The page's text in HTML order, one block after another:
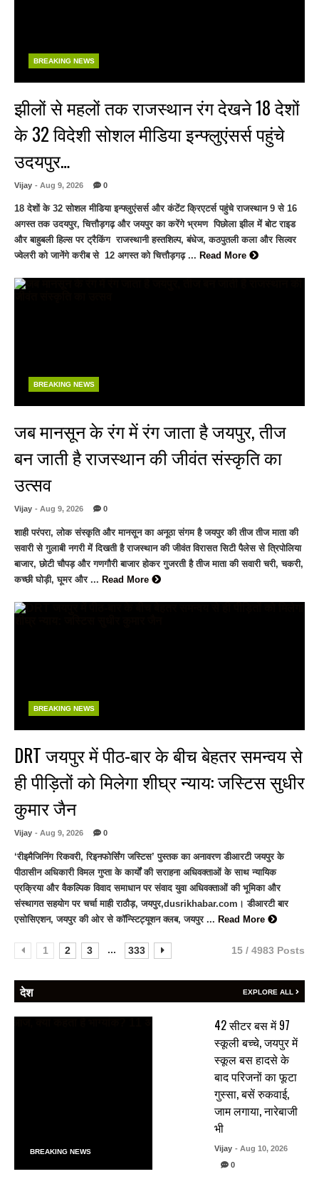
BREAKING NEWS
झीलों से महलों तक राजस्थान रंग देखने 18 देशों
के 32 विदेशी सोशल मीडिया इन्फ्लुएंसर्स पहुंचे
उदयपुर…
Vijay - Aug 9, 2026 0
18 देशों के 32 सोशल मीडिया इन्फ्लुएंसर्स और कंटेंट क्रिएटर्स पहुंचे राजस्थान 9 से 16
अगस्त तक उदयपुर, चित्तौड़गढ़ और जयपुर का करेंगे भ्रमण पिछोला झील में बोट राइड
और बाहुबली हिल्स पर ट्रैकिंग राजस्थानी हस्तशिल्प, बंधेज, कठपुतली कला और सिल्वर
ज्वेलरी को जानेंगे करीब से 12 अगस्त को चित्तौड़गढ़ ... Read More
BREAKING NEWS
जब मानसून के रंग में रंग जाता है जयपुर, तीज
बन जाती है राजस्थान की जीवंत संस्कृति का
उत्सव
Vijay - Aug 9, 2026 0
शाही परंपरा, लोक संस्कृति और मानसून का अनूठा संगम है जयपुर की तीज तीज माता की
सवारी से गुलाबी नगरी में दिखती है राजस्थान की जीवंत विरासत सिटी पैलेस से त्रिपोलिया
बाजार, छोटी चौपड़ और गणगौरी बाजार होकर गुजरती है तीज माता की सवारी चरी, चकरी,
कच्छी घोड़ी, घूमर और ... Read More
BREAKING NEWS
DRT जयपुर में पीठ-बार के बीच बेहतर समन्वय से
ही पीड़ितों को मिलेगा शीघ्र न्याय: जस्टिस सुधीर
कुमार जैन
Vijay - Aug 9, 2026 0
‘रीइमैजिनिंग रिकवरी, रिइनफोर्सिंग जस्टिस’ पुस्तक का अनावरण डीआरटी जयपुर के
पीठासीन अधिकारी विमल गुप्ता के कार्यों की सराहना अधिवक्ताओं के साथ न्यायिक
प्रक्रिया और वैकल्पिक विवाद समाधान पर संवाद युवा अधिवक्ताओं की भूमिका और
संस्थागत सहयोग पर चर्चा माही राठौड़, जयपुर,dusrikhabar.com। डीआरटी बार
एसोसिएशन, जयपुर की ओर से कॉन्स्टिट्यूशन क्लब, जयपुर ... Read More
1 2 3 ... 333 15 / 4983 Posts
देश EXPLORE ALL
BREAKING NEWS
42 सीटर बस में 97
स्कूली बच्चे, जयपुर में
स्कूल बस हादसे के
बाद परिजनों का फूटा
गुस्सा, बसें रुकवाई,
जाम लगाया, नारेबाजी
भी
Vijay - Aug 10, 2026
0